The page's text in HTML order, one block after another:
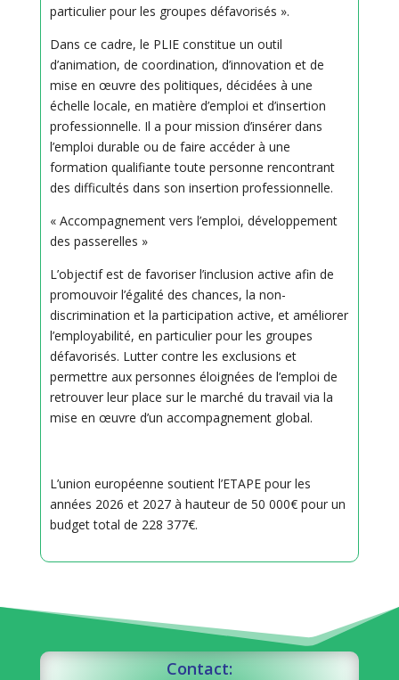
particulier pour les groupes défavorisés ».
Dans ce cadre, le PLIE constitue un outil
d’animation, de coordination, d’innovation et de
mise en œuvre des politiques, décidées à une
échelle locale, en matière d’emploi et d’insertion
professionnelle. Il a pour mission d’insérer dans
l’emploi durable ou de faire accéder à une
formation qualifiante toute personne rencontrant
des difficultés dans son insertion professionnelle.
« Accompagnement vers l’emploi, développement
des passerelles »
L’objectif est de favoriser l’inclusion active afin de
promouvoir l’égalité des chances, la non-
discrimination et la participation active, et améliorer
l’employabilité, en particulier pour les groupes
défavorisés. Lutter contre les exclusions et
permettre aux personnes éloignées de l’emploi de
retrouver leur place sur le marché du travail via la
mise en œuvre d’un accompagnement global.
L’union européenne soutient l’ETAPE pour les
années 2026 et 2027 à hauteur de 50 000€ pour un
budget total de 228 377€.
Contact: